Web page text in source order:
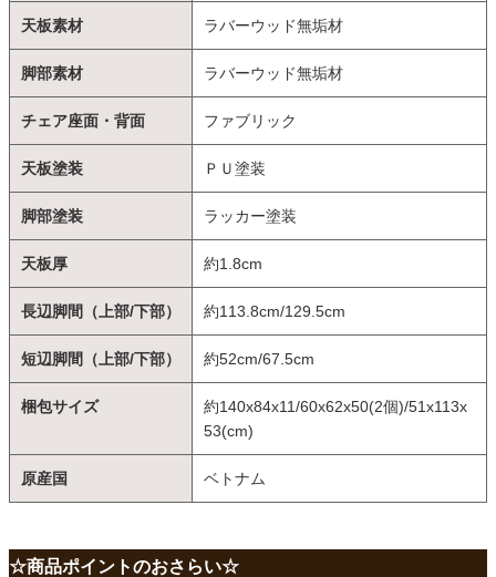
天板素材 ラバーウッド無垢材
脚部素材 ラバーウッド無垢材
チェア座面・背面 ファブリック
天板塗装 ＰＵ塗装
脚部塗装 ラッカー塗装
天板厚 約1.8cm
長辺脚間（上部/下部） 約113.8cm/129.5cm
短辺脚間（上部/下部） 約52cm/67.5cm
梱包サイズ
約140x84x11/60x62x50(2個)/51x113x
53(cm)
原産国 ベトナム
☆商品ポイントのおさらい☆